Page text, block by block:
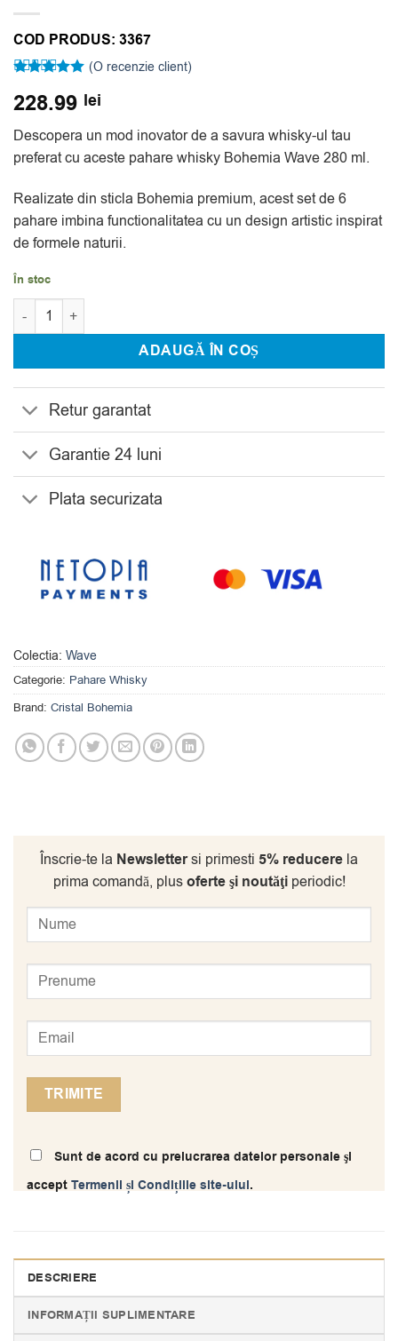
COD PRODUS: 3367
5din 5 pe
singure
evaluări
(O recenzie client)
228.99 lei
Descopera un mod inovator de a savura whisky-ul tau
preferat cu aceste pahare whisky Bohemia Wave 280 ml.
Realizate din sticla Bohemia premium, acest set de 6
pahare imbina functionalitatea cu un design artistic inspirat
de formele naturii.
În stoc
Cantitate Set 6 Pahare Whisky Bohemia Wave 280 ml
ADAUGĂ ÎN COȘ
Retur garantat
Garantie 24 luni
Plata securizata
Colectia: Wave
Categorie: Pahare Whisky
Brand: Cristal Bohemia
Înscrie-te la Newslettersi primesti 5% reducere la
prima comandă, plusoferte şi noutăţiperiodic!
Sunt de acord cu prelucrarea datelor personale şi
acceptTermenii și Condițiile site-ului.
DESCRIERE
INFORMAȚII SUPLIMENTARE